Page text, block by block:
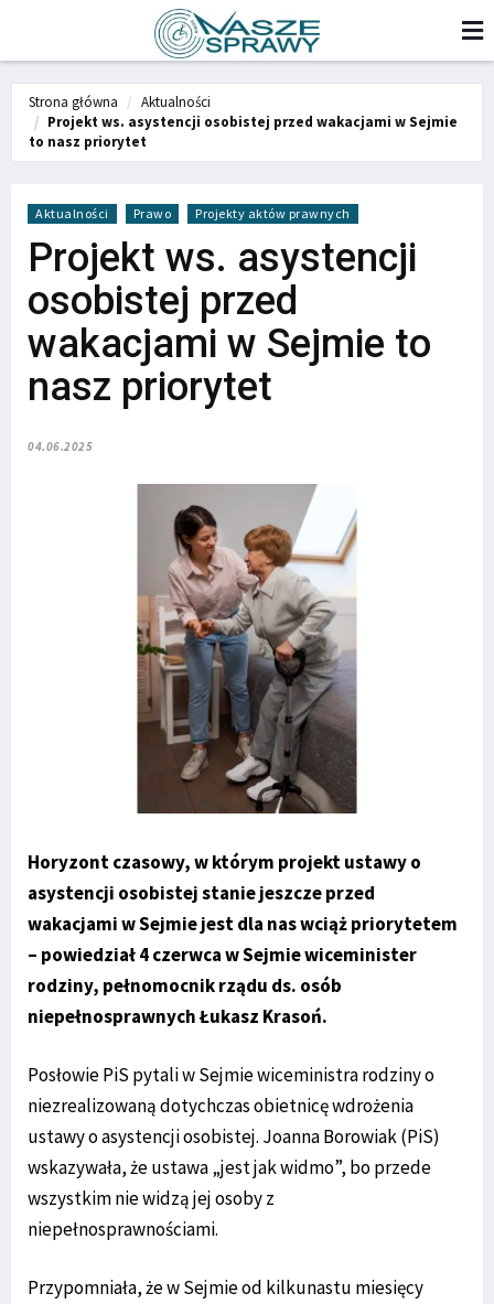
Strona główna
Aktualności
Projekt ws. asystencji osobistej przed wakacjami w Sejmie
to nasz priorytet
Aktualności Prawo Projekty aktów prawnych
Projekt ws. asystencji
osobistej przed
wakacjami w Sejmie to
nasz priorytet
04.06.2025
Horyzont czasowy, w którym projekt ustawy o
asystencji osobistej stanie jeszcze przed
wakacjami w Sejmie jest dla nas wciąż priorytetem
– powiedział 4 czerwca w Sejmie wiceminister
rodziny, pełnomocnik rządu ds. osób
niepełnosprawnych Łukasz Krasoń.
Posłowie PiS pytali w Sejmie wiceministra rodziny o
niezrealizowaną dotychczas obietnicę wdrożenia
ustawy o asystencji osobistej. Joanna Borowiak (PiS)
wskazywała, że ustawa „jest jak widmo”, bo przede
wszystkim nie widzą jej osoby z
niepełnosprawnościami.
Przypomniała, że w Sejmie od kilkunastu miesięcy